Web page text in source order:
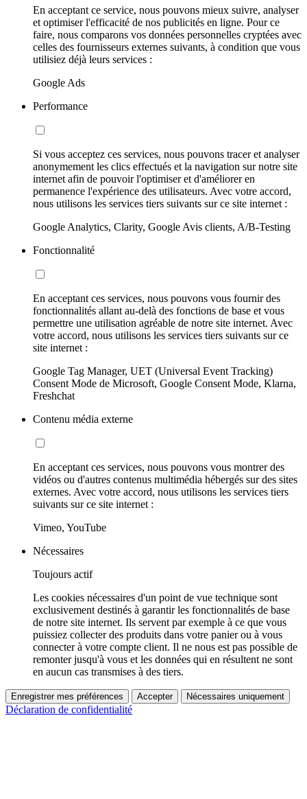
En acceptant ce service, nous pouvons mieux suivre, analyser
et optimiser l'efficacité de nos publicités en ligne. Pour ce
faire, nous comparons vos données personnelles cryptées avec
celles des fournisseurs externes suivants, à condition que vous
utilisiez déjà leurs services :
Google Ads
Performance
Si vous acceptez ces services, nous pouvons tracer et analyser
anonymement les clics effectués et la navigation sur notre site
internet afin de pouvoir l'optimiser et d'améliorer en
permanence l'expérience des utilisateurs. Avec votre accord,
nous utilisons les services tiers suivants sur ce site internet :
Google Analytics, Clarity, Google Avis clients, A/B-Testing
Fonctionnalité
En acceptant ces services, nous pouvons vous fournir des
fonctionnalités allant au-delà des fonctions de base et vous
permettre une utilisation agréable de notre site internet. Avec
votre accord, nous utilisons les services tiers suivants sur ce
site internet :
Google Tag Manager, UET (Universal Event Tracking)
Consent Mode de Microsoft, Google Consent Mode, Klarna,
Freshchat
Contenu média externe
En acceptant ces services, nous pouvons vous montrer des
vidéos ou d'autres contenus multimédia hébergés sur des sites
externes. Avec votre accord, nous utilisons les services tiers
suivants sur ce site internet :
Vimeo, YouTube
Nécessaires
Toujours actif
Les cookies nécessaires d'un point de vue technique sont
exclusivement destinés à garantir les fonctionnalités de base
de notre site internet. Ils servent par exemple à ce que vous
puissiez collecter des produits dans votre panier ou à vous
connecter à votre compte client. Il ne nous est pas possible de
remonter jusqu'à vous et les données qui en résultent ne sont
en aucun cas transmises à des tiers.
Enregistrer mes préférences Accepter Nécessaires uniquement
Déclaration de confidentialité